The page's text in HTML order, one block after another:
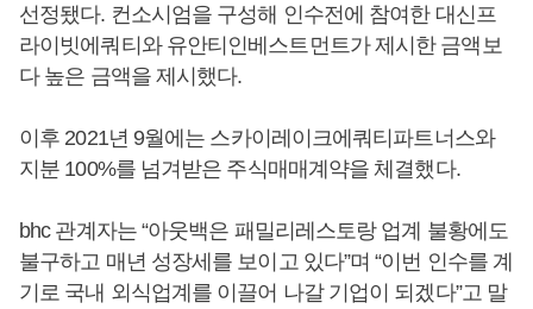
선정됐다. 컨소시엄을 구성해 인수전에 참여한 대신프
라이빗에쿼티와 유안티인베스트먼트가 제시한 금액보
다 높은 금액을 제시했다.
이후 2021년 9월에는 스카이레이크에쿼티파트너스와
지분 100%를 넘겨받은 주식매매계약을 체결했다.
bhc 관계자는 “아웃백은 패밀리레스토랑 업계 불황에도
불구하고 매년 성장세를 보이고 있다”며 “이번 인수를 계
기로 국내 외식업계를 이끌어 나갈 기업이 되겠다”고 말